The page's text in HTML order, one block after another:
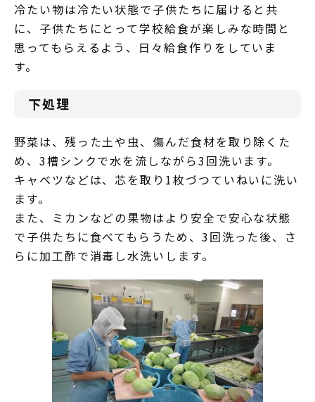
冷たい物は冷たい状態で子供たちに届けると共
に、子供たちにとって学校給食が楽しみな時間と
思ってもらえるよう、日々給食作りをしていま
す。
下処理
野菜は、残った土や虫、傷んだ食材を取り除くた
め、3槽シンクで水を流しながら3回洗います。
キャベツなどは、芯を取り1枚づつていねいに洗い
ます。
また、ミカンなどの果物はより安全で安心な状態
で子供たちに食べてもらうため、3回洗った後、さ
らに加工酢で消毒し水洗いします。